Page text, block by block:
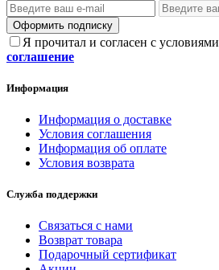
Оформить подписку
Я прочитал и согласен с условиями
соглашение
Информация
Информация о доставке
Условия соглашения
Информация об оплате
Условия возврата
Служба поддержки
Связаться с нами
Возврат товара
Подарочный сертификат